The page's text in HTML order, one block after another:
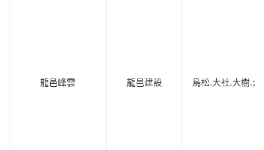
龍邑峰雲 龍邑建設 鳥松.大社.大樹.大